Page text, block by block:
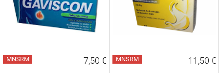
MNSRM 7,50 € MNSRM 11,50 €